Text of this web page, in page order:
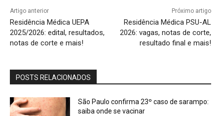
Artigo anterior
Residência Médica UEPA
2025/2026: edital, resultados,
notas de corte e mais!
Próximo artigo
Residência Médica PSU-AL
2026: vagas, notas de corte,
resultado final e mais!
POSTS RELACIONADOS
São Paulo confirma 23º caso de sarampo:
saiba onde se vacinar